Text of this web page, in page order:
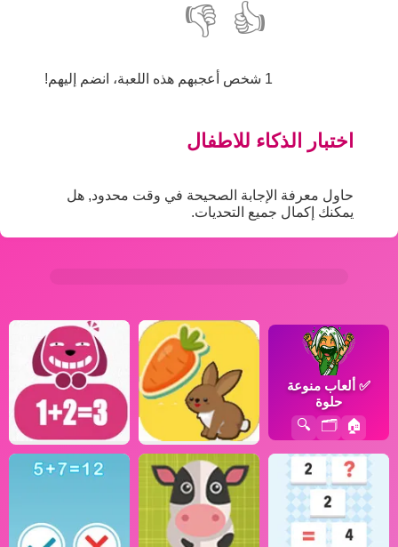
👍
👎
1 شخص أعجبهم هذه اللعبة، انضم إليهم!
اختبار الذكاء للاطفال
حاول معرفة الإجابة الصحيحة في وقت محدود, هل
يمكنك إكمال جميع التحديات.
✅ ألعاب منوعة
حلوة
🏠
🗂️
🔍